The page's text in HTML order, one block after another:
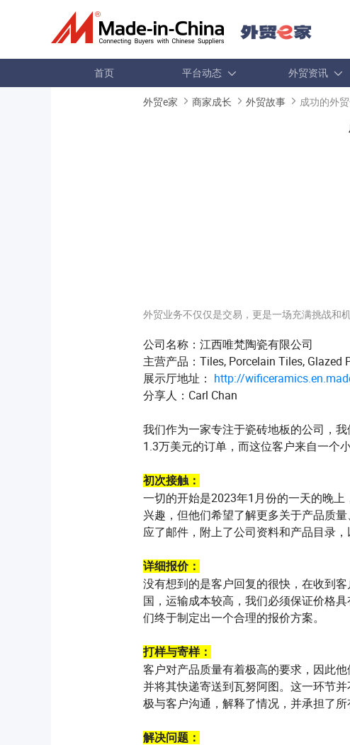
首页 平台动态 外贸资讯
外贸e家 商家成长 外贸故事
成功的外
外贸业务不仅仅是交易，更是一场充满挑战和机
公司名称：江西唯梵陶瓷有限公司
主营产品：Tiles, Porcelain Tiles, Glazed
展示厅地址： http://
分享人：Carl Chan
我们作为一家专注于瓷砖地板的公司，
1.3万美元的订单，而这位客户来自一个
初次接触：
一切的开始是2023年1月份的一天的晚
兴趣，但他们希望了解更多关于产品质
应了邮件，附上了公司资料和产品目录，
详细报价：
没有想到的是客户回复的很快，在收到
国，运输成本较高，我们必须保证价格
们终于制定出一个合理的报价方案。
打样与寄样：
客户对产品质量有着极高的要求，因此
并将其快递寄送到瓦努阿图。这一环节
极与客户沟通，解释了情况，并承担了
解决问题：